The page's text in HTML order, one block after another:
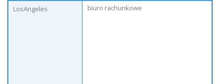
LosAngeles
biuro rachunkowe